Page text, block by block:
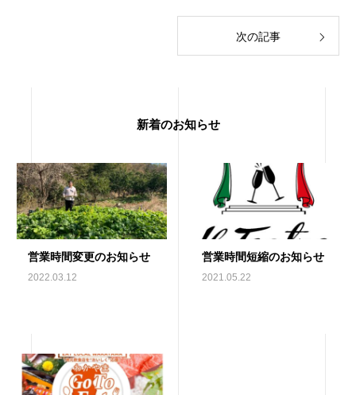
次の記事
新着のお知らせ
営業時間変更のお知らせ
2022.03.12
営業時間短縮のお知らせ
2021.05.22